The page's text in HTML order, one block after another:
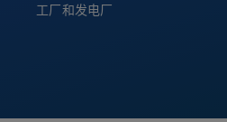
工厂和发电厂